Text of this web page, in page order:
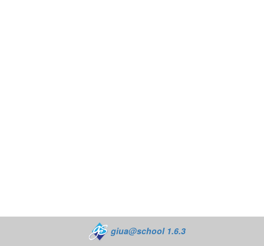
giua@school 1.6.3